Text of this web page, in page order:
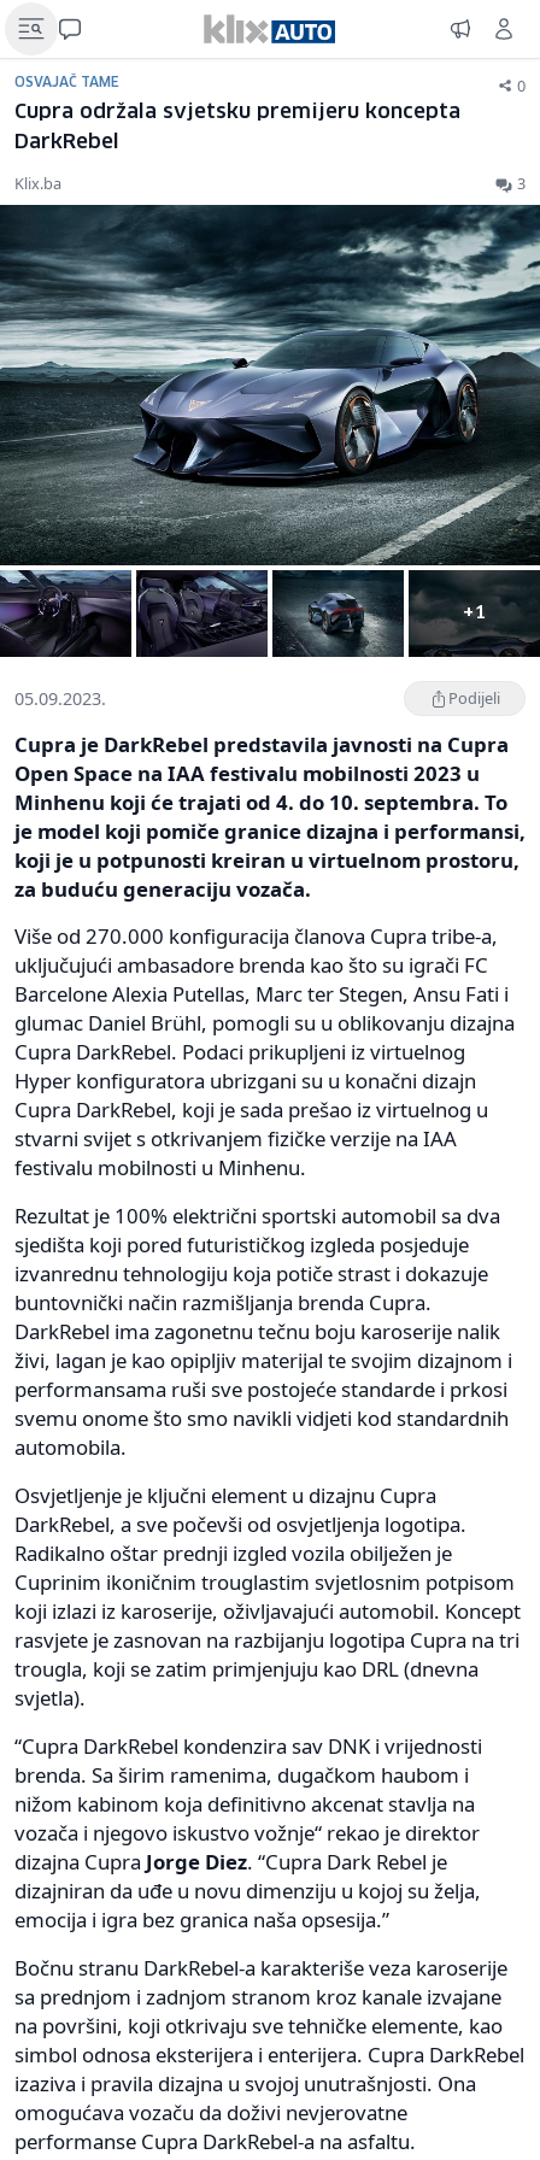
OSVAJAČ TAME 0
Cupra održala svjetsku premijeru koncepta
DarkRebel
Klix.ba 3
+1
05.09.2023. Podijeli
Cupra je DarkRebel predstavila javnosti na Cupra
Open Space na IAA festivalu mobilnosti 2023 u
Minhenu koji će trajati od 4. do 10. septembra. To
je model koji pomiče granice dizajna i performansi,
koji je u potpunosti kreiran u virtuelnom prostoru,
za buduću generaciju vozača.
Više od 270.000 konfiguracija članova Cupra tribe-a,
uključujući ambasadore brenda kao što su igrači FC
Barcelone Alexia Putellas, Marc ter Stegen, Ansu Fati i
glumac Daniel Brühl, pomogli su u oblikovanju dizajna
Cupra DarkRebel. Podaci prikupljeni iz virtuelnog
Hyper konfiguratora ubrizgani su u konačni dizajn
Cupra DarkRebel, koji je sada prešao iz virtuelnog u
stvarni svijet s otkrivanjem fizičke verzije na IAA
festivalu mobilnosti u Minhenu.
Rezultat je 100% električni sportski automobil sa dva
sjedišta koji pored futurističkog izgleda posjeduje
izvanrednu tehnologiju koja potiče strast i dokazuje
buntovnički način razmišljanja brenda Cupra.
DarkRebel ima zagonetnu tečnu boju karoserije nalik
živi, lagan je kao opipljiv materijal te svojim dizajnom i
performansama ruši sve postojeće standarde i prkosi
svemu onome što smo navikli vidjeti kod standardnih
automobila.
Osvjetljenje je ključni element u dizajnu Cupra
DarkRebel, a sve počevši od osvjetljenja logotipa.
Radikalno oštar prednji izgled vozila obilježen je
Cuprinim ikoničnim trouglastim svjetlosnim potpisom
koji izlazi iz karoserije, oživljavajući automobil. Koncept
rasvjete je zasnovan na razbijanju logotipa Cupra na tri
trougla, koji se zatim primjenjuju kao DRL (dnevna
svjetla).
“Cupra DarkRebel kondenzira sav DNK i vrijednosti
brenda. Sa širim ramenima, dugačkom haubom i
nižom kabinom koja definitivno akcenat stavlja na
vozača i njegovo iskustvo vožnje“ rekao je direktor
dizajna Cupra Jorge Diez. “Cupra Dark Rebel je
dizajniran da uđe u novu dimenziju u kojoj su želja,
emocija i igra bez granica naša opsesija.”
Bočnu stranu DarkRebel-a karakteriše veza karoserije
sa prednjom i zadnjom stranom kroz kanale izvajane
na površini, koji otkrivaju sve tehničke elemente, kao
simbol odnosa eksterijera i enterijera. Cupra DarkRebel
izaziva i pravila dizajna u svojoj unutrašnjosti. Ona
omogućava vozaču da doživi nevjerovatne
performanse Cupra DarkRebel-a na asfaltu.